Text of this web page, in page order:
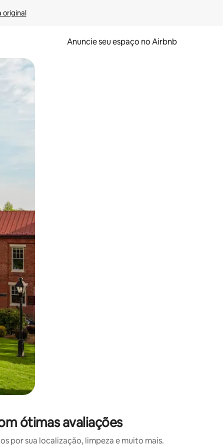
original
Anuncie seu espaço no Airbnb
o dedo na tela.
ótimas avaliações
por sua localização, limpeza e muito mais.